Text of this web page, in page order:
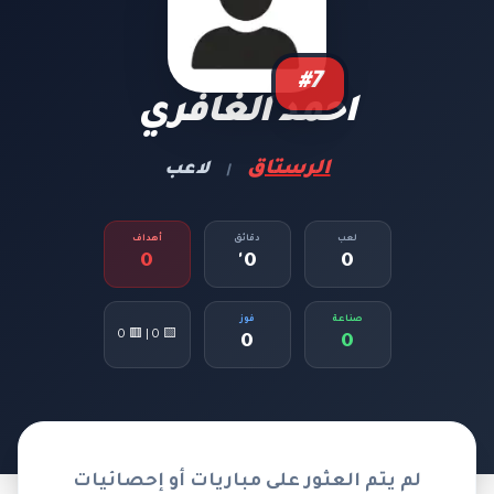
#7
احمد الغافري
الرستاق | لاعب
لعب
0
دقائق
0'
أهداف
0
صناعة
0
فوز
0
🟨 0 | 🟥 0
لم يتم العثور على مباريات أو إحصائيات